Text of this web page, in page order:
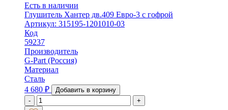
Есть в наличии
Глушитель Хантер дв.409 Евро-3 с гофрой
Артикул: 315195-1201010-03
Код
59237
Производитель
G-Part (Россия)
Материал
Сталь
4 680 ₽
Добавить в корзину
-
+